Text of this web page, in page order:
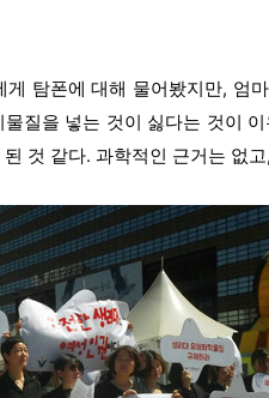
탐폰에 대해 물어봤지만, 엄
질을 넣는 것이 싫다는 것이
것 같다. 과학적인 근거는 없